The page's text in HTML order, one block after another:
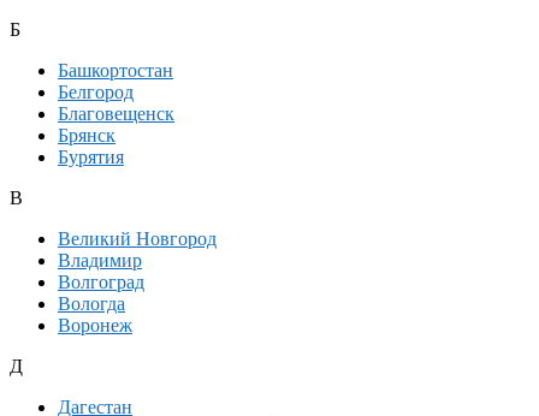
Б
Башкортостан
Белгород
Благовещенск
Брянск
Бурятия
В
Великий Новгород
Владимир
Волгоград
Вологда
Воронеж
Д
Дагестан